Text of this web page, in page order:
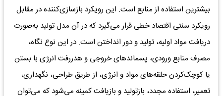
بیشترین‌ استفاده‌ از منابع‌ است‌. این‌ رویکرد بازسازی‌‌کننده‌ در مقابل
رویکرد سنتی‌ اقتصاد خطی‌ قرار می‌گیرد که‌ در آن مدل‌ تولید به‌صورت
دریافت‌ مواد اولیه‌، تولید و دور انداختن‌ است‌. در این‌ نوع‌ نگاه‌،
مصرف‌ منابع‌ ورودی‌، پسماندهای‌ خروجی‌ و هدررفت‌ انرژی‌ با بستن‌
یا کوچک‌‌کردن حلقه‌های‌ مواد و انرژی‌، از طریق‌ طراحی‌، نگهداری‌،
تعمیر، استفاده‌ مجدد، بازتولید و بازیافت‌ کمینه‌ می‌شود که‌ می‌توان